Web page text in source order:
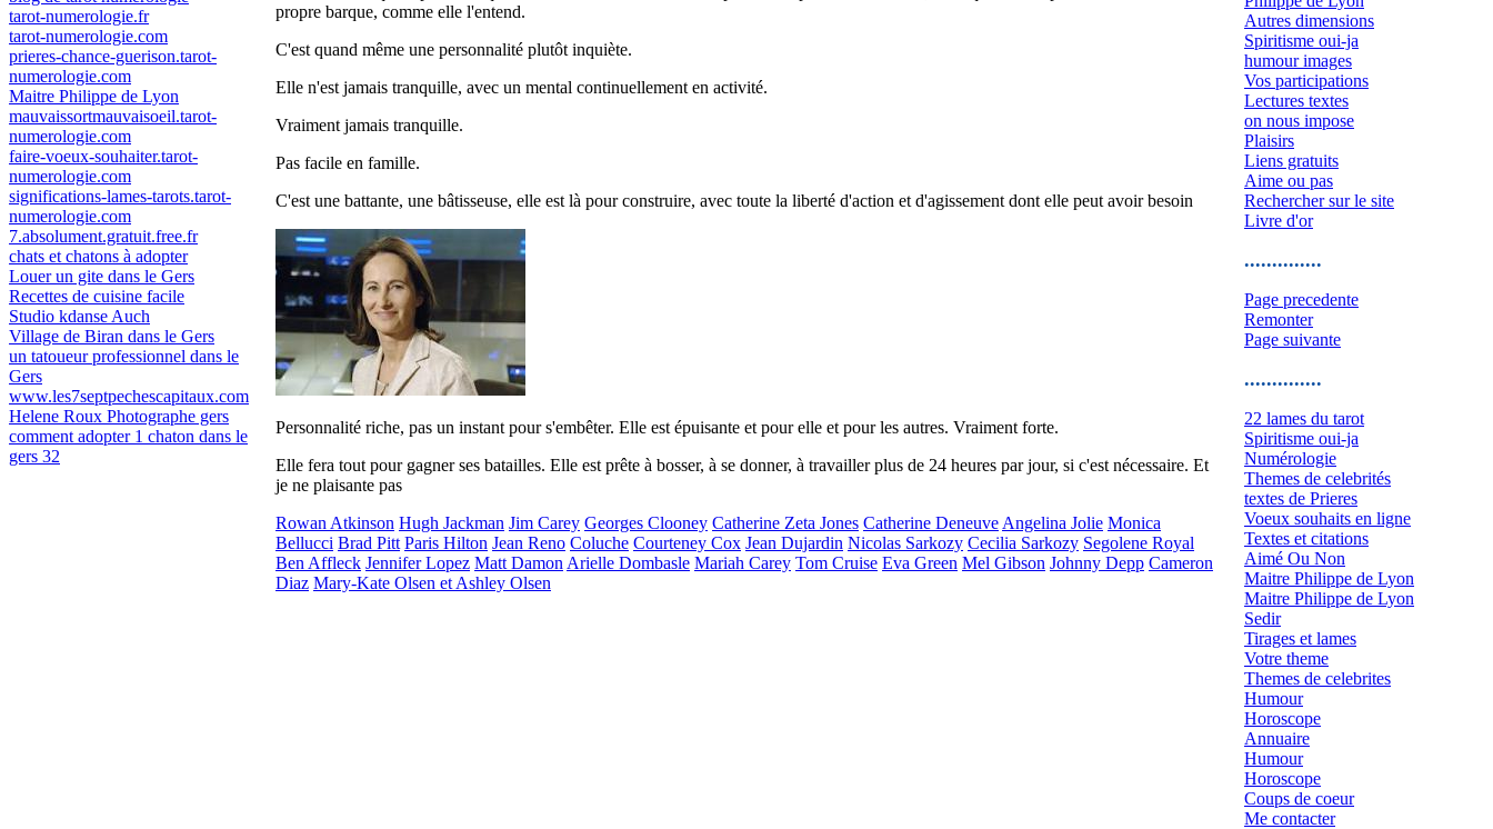
tarot-numerologie.fr
tarot-numerologie.com
prieres-chance-guerison.tarot-
numerologie.com
Maitre Philippe de Lyon
mauvaissortmauvaisoeil.tarot-
numerologie.com
faire-voeux-souhaiter.tarot-
numerologie.com
significations-lames-tarots.tarot-
numerologie.com
7.absolument.gratuit.free.fr
chats et chatons à adopter
Louer un gite dans le Gers
Recettes de cuisine facile
Studio kdanse Auch
Village de Biran dans le Gers
un tatoueur professionnel dans le
Gers
www.les7septpechescapitaux.com
Helene Roux Photographe gers
comment adopter 1 chaton dans le
gers 32
propre barque, comme elle l'entend.
C'est quand même une personnalité plutôt inquiète.
Elle n'est jamais tranquille, avec un mental continuellement en activité.
Vraiment jamais tranquille.
Pas facile en famille.
C'est une battante, une bâtisseuse, elle est là pour construire, avec toute la liberté d'action et d'agissement dont elle peut avoir besoin
Personnalité riche, pas un instant pour s'embêter. Elle est épuisante et pour elle et pour les autres. Vraiment forte.
Elle fera tout pour gagner ses batailles. Elle est prête à bosser, à se donner, à travailler plus de 24 heures par jour, si c'est nécessaire. Et
je ne plaisante pas
Rowan Atkinson Hugh Jackman Jim Carey Georges Clooney Catherine Zeta Jones Catherine Deneuve Angelina Jolie Monica
Bellucci Brad Pitt Paris Hilton Jean Reno Coluche Courteney Cox Jean Dujardin Nicolas Sarkozy Cecilia Sarkozy Segolene Royal
Ben Affleck Jennifer Lopez Matt Damon Arielle Dombasle Mariah Carey Tom Cruise Eva Green Mel Gibson Johnny Depp Cameron
Diaz Mary-Kate Olsen et Ashley Olsen
Autres dimensions
Spiritisme oui-ja
humour images
Vos participations
Lectures textes
on nous impose
Plaisirs
Liens gratuits
Aime ou pas
Rechercher sur le site
Livre d'or
..............
Page precedente
Remonter
Page suivante
..............
22 lames du tarot
Spiritisme oui-ja
Numérologie
Themes de celebrités
textes de Prieres
Voeux souhaits en ligne
Textes et citations
Aimé Ou Non
Maitre Philippe de Lyon
Maitre Philippe de Lyon
Sedir
Tirages et lames
Votre theme
Themes de celebrites
Humour
Horoscope
Annuaire
Humour
Horoscope
Coups de coeur
Me contacter